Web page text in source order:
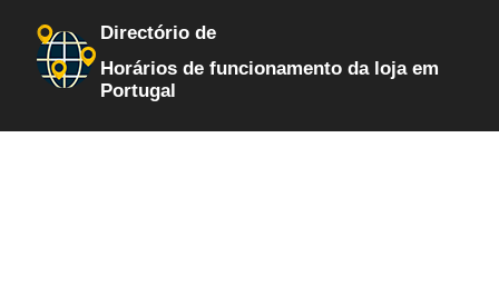
Directório de
Horários de funcionamento da loja em
Portugal